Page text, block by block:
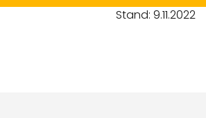
Stand: 9.11.2022